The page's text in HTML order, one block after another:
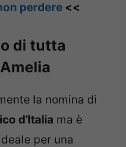
perdere <<
di tutta
la nomina di
d’Italia ma è
per una